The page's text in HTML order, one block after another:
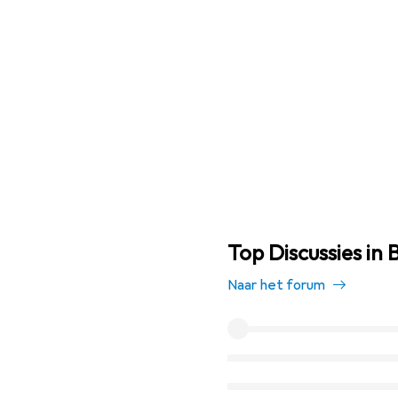
Top Discussies
Naar het forum